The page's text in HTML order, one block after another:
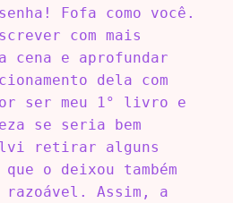
Fofa como você.
com mais
cena e aprofundar
dela com
ser meu 1° livro e
se seria bem
retirar alguns
o deixou também
razoável. Assim, a